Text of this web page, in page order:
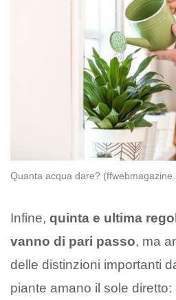
Quanta acqua dare?
Infine, quinta e ultima
vanno di pari passo, ma
delle distinzioni importanti
piante amano il sole